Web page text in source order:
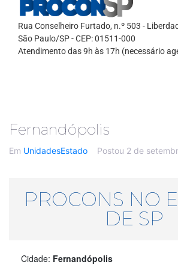
Rua Conselheiro Furtado, n.º 503 -
São Paulo/SP - CEP: 01511-000
Atendimento das 9h às 17h (necessário
Fernandópolis
Em UnidadesEstado Postou 2 de
PROCONS NO
DE SP
Cidade: Fernandópolis